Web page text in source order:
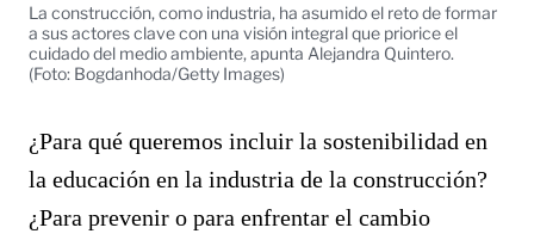
La construcción, como industria, ha asumido el reto de formar
a sus actores clave con una visión integral que priorice el
cuidado del medio ambiente, apunta Alejandra Quintero.
(Foto: Bogdanhoda/Getty Images)
¿Para qué queremos incluir la sostenibilidad en
la educación en la industria de la construcción?
¿Para prevenir o para enfrentar el cambio